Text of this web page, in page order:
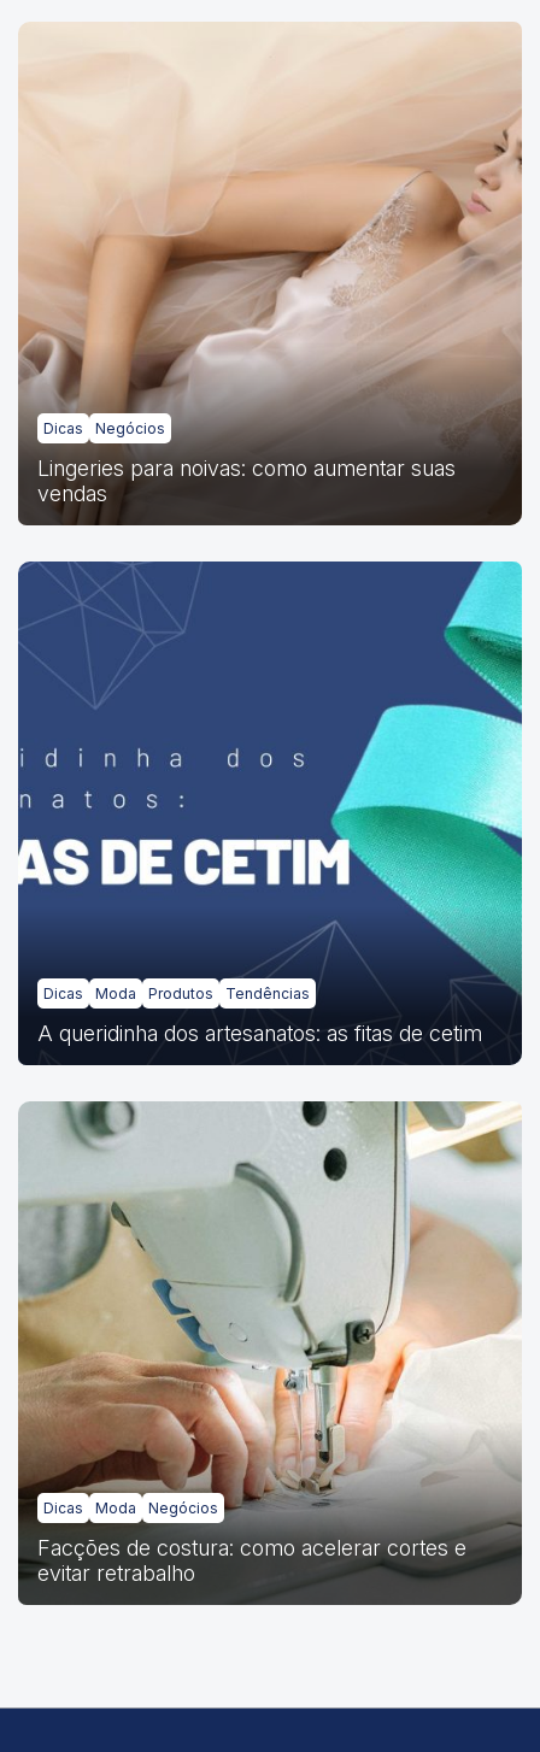
Dicas Negócios
Lingeries para noivas: como aumentar suas
vendas
Dicas Moda Produtos Tendências
A queridinha dos artesanatos: as fitas de cetim
Dicas Moda Negócios
Facções de costura: como acelerar cortes e
evitar retrabalho